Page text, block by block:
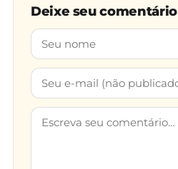
Deixe seu comentário